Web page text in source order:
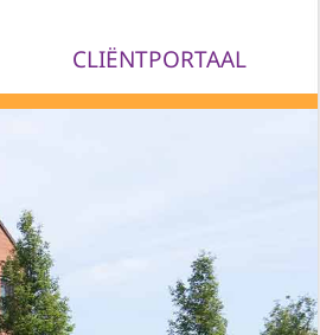
CLIËNTPORTAAL